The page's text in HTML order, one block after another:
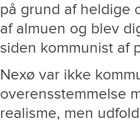
på grund af heldige
af almuen og blev
siden kommunist af
Nexø var ikke
overensstemmelse
realisme, men